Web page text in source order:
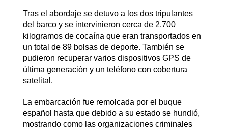
Tras el abordaje se detuvo a los dos tripulantes
del barco y se intervinieron cerca de 2.700
kilogramos de cocaína que eran transportados en
un total de 89 bolsas de deporte. También se
pudieron recuperar varios dispositivos GPS de
última generación y un teléfono con cobertura
satelital.
La embarcación fue remolcada por el buque
español hasta que debido a su estado se hundió,
mostrando como las organizaciones criminales